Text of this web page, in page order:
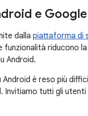
e Google
dalla piattaforma di
funzionalità riducono
Android.
è reso più
tutti gli